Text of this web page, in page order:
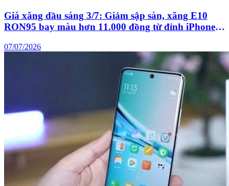
Giá xăng dầu sáng 3/7: Giảm sập sàn, xăng E10
RON95 bay màu hơn 11.000 đồng từ đỉnh iPhone
07/07/2026